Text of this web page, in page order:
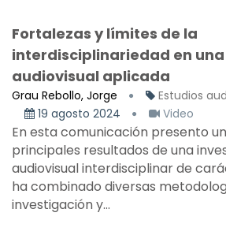
Fortalezas y límites de la
interdisciplinariedad en
audiovisual aplicada
Grau Rebollo, Jorge
Estudios
19 agosto 2024
Video
En esta comunicación presento
principales resultados de una
audiovisual interdisciplinar de
ha combinado diversas
investigación y...